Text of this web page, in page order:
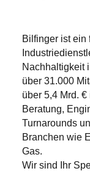
Bilfinger ist ein
Nachhaltigkeit
über 31.000
über 5,4 Mrd.
Beratung,
Turnarounds
Branchen wie
Gas.
Wir sind Ihr